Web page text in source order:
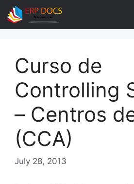
Skip
to
content
Curso de
Controlling
– Centros
(CCA)
July 28, 2013